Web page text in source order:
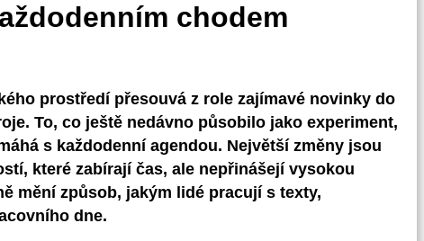
chodem
prostředí přesouvá z role zajímavé novinky do
To, co ještě nedávno působilo jako experiment,
s každodenní agendou. Největší změny jsou
které zabírají čas, ale nepřinášejí vysokou
mění způsob, jakým lidé pracují s texty,
dne.